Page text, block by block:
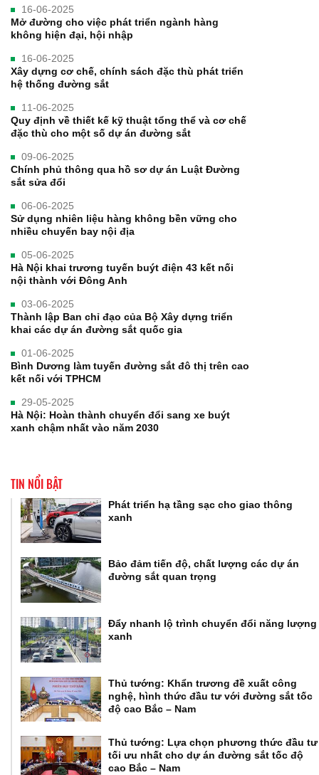
16-06-2025
Mở đường cho việc phát triển ngành hàng
không hiện đại, hội nhập
16-06-2025
Xây dựng cơ chế, chính sách đặc thù phát triển
hệ thống đường sắt
11-06-2025
Quy định về thiết kế kỹ thuật tổng thể và cơ chế
đặc thù cho một số dự án đường sắt
09-06-2025
Chính phủ thông qua hồ sơ dự án Luật Đường
sắt sửa đổi
06-06-2025
Sử dụng nhiên liệu hàng không bền vững cho
nhiều chuyến bay nội địa
05-06-2025
Hà Nội khai trương tuyến buýt điện 43 kết nối
nội thành với Đông Anh
03-06-2025
Thành lập Ban chỉ đạo của Bộ Xây dựng triển
khai các dự án đường sắt quốc gia
01-06-2025
Bình Dương làm tuyến đường sắt đô thị trên cao
kết nối với TPHCM
29-05-2025
Hà Nội: Hoàn thành chuyển đổi sang xe buýt
xanh chậm nhất vào năm 2030
TIN NỔI BẬT
Phát triển hạ tầng sạc cho giao thông
xanh
Bảo đảm tiến độ, chất lượng các dự án
đường sắt quan trọng
Đẩy nhanh lộ trình chuyển đổi năng lượng
xanh
Thủ tướng: Khẩn trương đề xuất công
nghệ, hình thức đầu tư với đường sắt tốc
độ cao Bắc – Nam
Thủ tướng: Lựa chọn phương thức đầu tư
tối ưu nhất cho dự án đường sắt tốc độ
cao Bắc – Nam